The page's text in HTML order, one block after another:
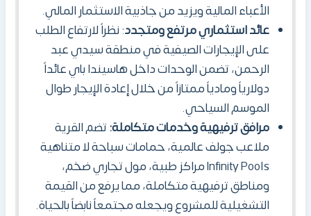
الأعباء المالية ويزيد من جاذبية الاستثمار المالي.
عائد استثماري مرتفع ومتجدد: نظراً لارتفاع الطلب
على الإيجارات الصيفية في منطقة سيدي عبد
الرحمن، تضمن الوحدات داخل هاسيندا باي عائداً
دولارياً ومادياً ممتازاً من خلال إعادة الإيجار طوال
الموسم السياحي.
مرافق ترفيهية وخدمات متكاملة:تضم القرية
ملاعب جولف عالمية، حمامات سباحة لا متناهية
Infinity Pools مراكز طبية، مول تجاري ضخم،
ومناطق ترفيهية متكاملة، مما يرفع من القيمة
التشغيلية للمشروع ويجعله مجتمعاً نابضاً بالحياة.